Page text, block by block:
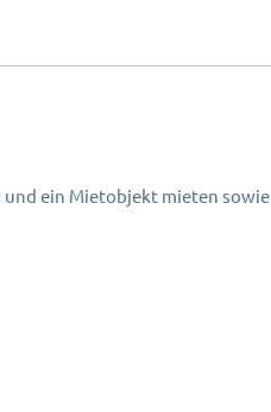
ein Mietobjekt mieten sowie